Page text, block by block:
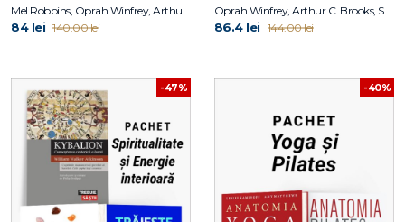
84 lei 140.00 lei
Oprah Winfrey, Arthur C. Brooks, Sahil Bloom
86.4 lei 144.00 lei
-47% -40%